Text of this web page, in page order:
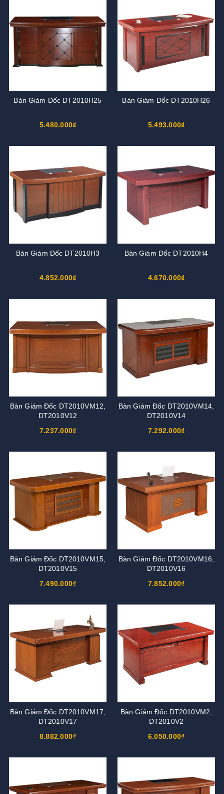
Bàn Giám Đốc DT2010H25
5.480.000₫
Bàn Giám Đốc DT2010H26
5.493.000₫
Bàn Giám Đốc DT2010H3
4.852.000₫
Bàn Giám Đốc DT2010H4
4.670.000₫
Bàn Giám Đốc DT2010VM12,
DT2010V12
7.237.000₫
Bàn Giám Đốc DT2010VM14,
DT2010V14
7.292.000₫
Bàn Giám Đốc DT2010VM15,
DT2010V15
7.490.000₫
Bàn Giám Đốc DT2010VM16,
DT2010V16
7.852.000₫
Bàn Giám Đốc DT2010VM17,
DT2010V17
8.882.000₫
Bàn Giám Đốc DT2010VM2,
DT2010V2
6.050.000₫